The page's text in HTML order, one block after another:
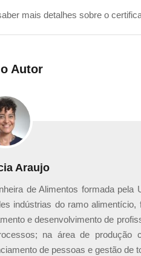
mais detalhes sobre o
Autor
Araujo
de Alimentos formada
indústrias do ramo
e desenvolvimento de
na área de produção
de pessoas e gestão de